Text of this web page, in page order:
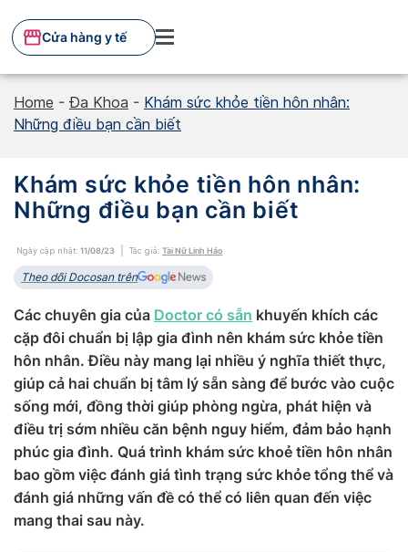
to
content
Cửa hàng y tế
Home - Đa Khoa - Khám sức khỏe tiền hôn nhân:
Những điều bạn cần biết
Khám sức khỏe tiền hôn nhân:
Những điều bạn cần biết
Ngày cập nhật: 11/08/23 Tác giả: Tài Nữ Linh Hảo
Theo dõi Docosan trên
Các chuyên gia của Doctor có sẵn khuyến khích các
cặp đôi chuẩn bị lập gia đình nên khám sức khỏe tiền
hôn nhân. Điều này mang lại nhiều ý nghĩa thiết thực,
giúp cả hai chuẩn bị tâm lý sẵn sàng để bước vào cuộc
sống mới, đồng thời giúp phòng ngừa, phát hiện và
điều trị sớm nhiều căn bệnh nguy hiểm, đảm bảo hạnh
phúc gia đình. Quá trình khám sức khoẻ tiền hôn nhân
bao gồm việc đánh giá tình trạng sức khỏe tổng thể và
đánh giá những vấn đề có thể có liên quan đến việc
mang thai sau này.